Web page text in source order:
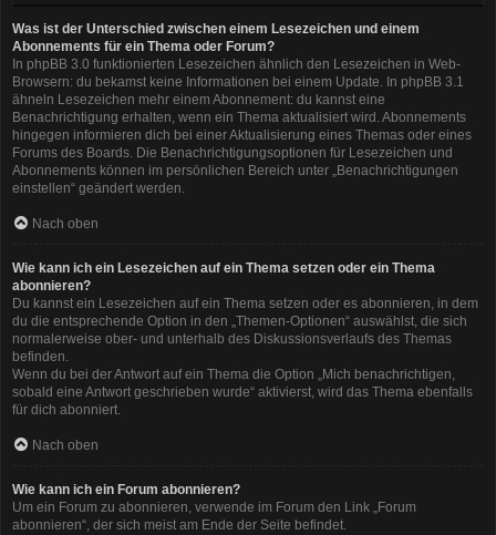
Was ist der Unterschied zwischen einem Lesezeichen und einem
Abonnements für ein Thema oder Forum?
In phpBB 3.0 funktionierten Lesezeichen ähnlich den Lesezeichen in Web-
Browsern: du bekamst keine Informationen bei einem Update. In phpBB 3.1
ähneln Lesezeichen mehr einem Abonnement: du kannst eine
Benachrichtigung erhalten, wenn ein Thema aktualisiert wird. Abonnements
hingegen informieren dich bei einer Aktualisierung eines Themas oder eines
Forums des Boards. Die Benachrichtigungsoptionen für Lesezeichen und
Abonnements können im persönlichen Bereich unter „Benachrichtigungen
einstellen“ geändert werden.
Nach oben
Wie kann ich ein Lesezeichen auf ein Thema setzen oder ein Thema
abonnieren?
Du kannst ein Lesezeichen auf ein Thema setzen oder es abonnieren, in dem
du die entsprechende Option in den „Themen-Optionen“ auswählst, die sich
normalerweise ober- und unterhalb des Diskussionsverlaufs des Themas
befinden.
Wenn du bei der Antwort auf ein Thema die Option „Mich benachrichtigen,
sobald eine Antwort geschrieben wurde“ aktivierst, wird das Thema ebenfalls
für dich abonniert.
Nach oben
Wie kann ich ein Forum abonnieren?
Um ein Forum zu abonnieren, verwende im Forum den Link „Forum
abonnieren“, der sich meist am Ende der Seite befindet.